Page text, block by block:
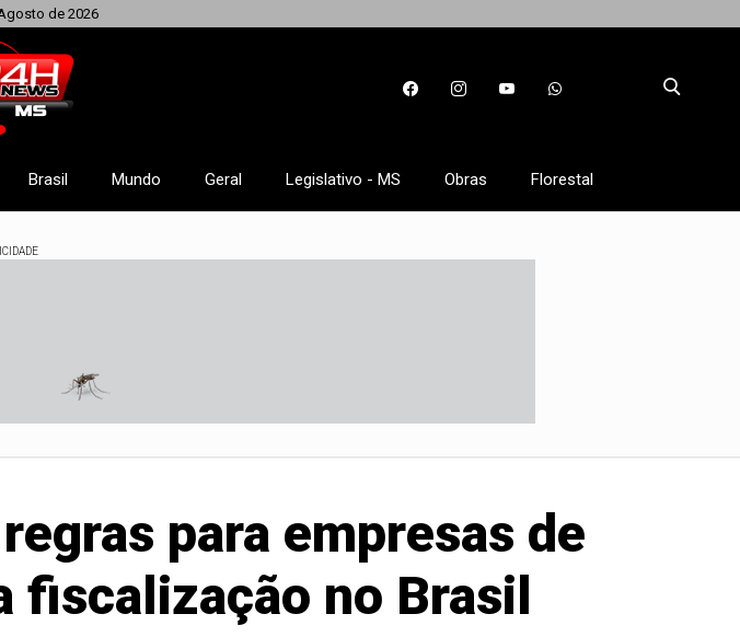
de 2026
Brasil Mundo Geral Legislativo - MS Obras Florestal
para empresas de
fiscalização no Brasil